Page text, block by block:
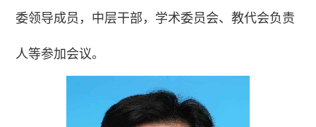
委领导成员，中层干部，学术委员会、教代会负责
人等参加会议。